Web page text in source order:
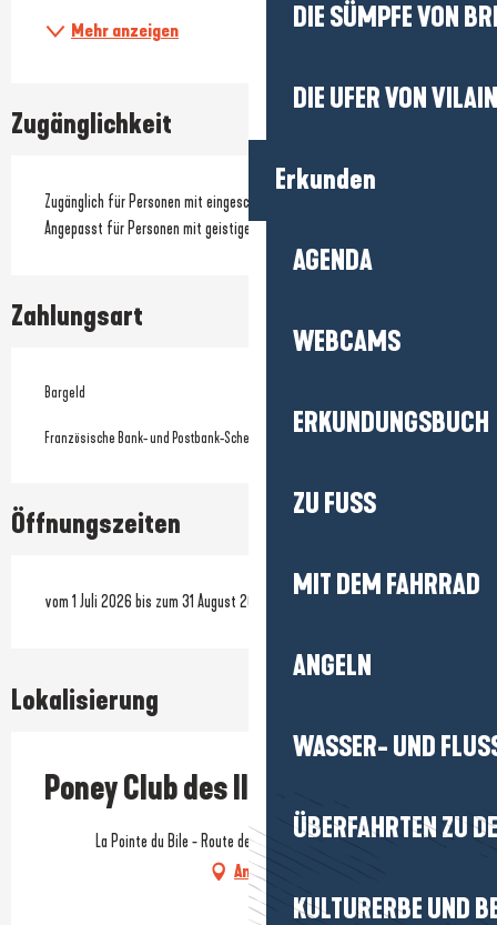
DIE SÜMPFE VON
DIE UFER VON
Erkunden
AGENDA
WEBCAMS
ERKUNDUNGSBUCH
ZU FUSS
MIT DEM FAHRRAD
ANGELN
WASSER- UND
ÜBERFAHRTEN ZU
KULTURERBE UND
Mehr anzeigen
Zugänglichkeit
Zugänglich für Personen mit eingeschränkter Mobilität
Angepasst für Personen mit geistiger Behinderung
Zahlungsart
Bargeld
Französische Bank- und Postbank-Schecks
Öffnungszeiten
vom 1 Juli 2026 bis zum 31 August 2026
Lokalisierung
Poney Club des Iles
La Pointe du Bile - Route de Kervraud, 56760 Pénestin
Anfahrt